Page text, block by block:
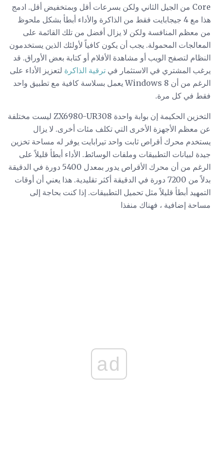
Core من الجيل الثاني ولكن بسرعات أقل وبمتخفيض أقل. ادمج
هذا مع 4 جيجابايت فقط من الذاكرة والأداء أبطأ بشكل ملحوظ
من معظم المنافسة ولكن لا يزال أفضل من تلك القائمة على
المعالجات المحمولة. يجب أن يكون كافياً لأولئك الذين يستخدمون
النظام لتصفح الويب أو مشاهدة الأفلام أو كتابة بعض الأوراق. قد
يرغب المشتري في الاستثمار في ترقية الذاكرة لتعزيز الأداء على
الرغم من أن Windows 8 يعمل بسلاسة كافية مع تطبيق واحد
فقط في كل مرة.
التخزين الحكيمة إن بوابة واحدة ZX6980-UR308 ليست مختلفة
عن معظم الأجهزة الأخرى التي تكلف مئات أخرى. لا يزال
يستخدم محرك أقراص ثابت واحد تيرابايت يوفر له مساحة تخزين
جيدة لبيانات التطبيقات وملفات الوسائط. الأداء أبطأ قليلاً على
الرغم من أن محرك الأقراص يدور بمعدل 5400 دورة في الدقيقة
بدلاً من 7200 دورة في الدقيقة أكثر تقليدية. هذا يعني أن أوقات
التمهيد أبطأ قليلاً مثل تحميل التطبيقات. إذا كنت بحاجة إلى
مساحة إضافية ، فهناك منفذا
ad